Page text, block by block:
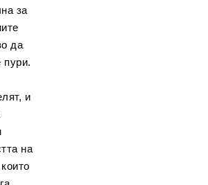
за
да
пури.
и
на